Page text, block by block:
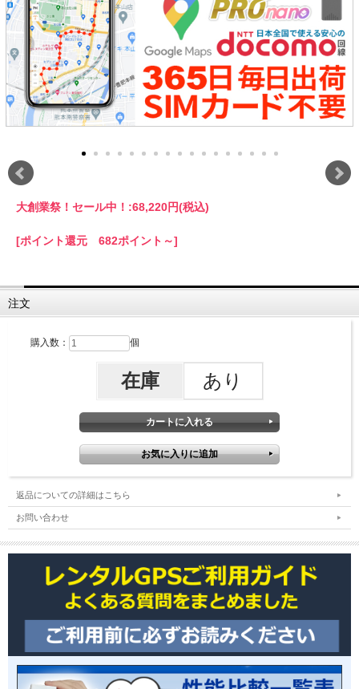
大創業祭！セール中！:68,220円(税込)
[ポイント還元 682ポイント～]
注文
購入数： 個
在庫 あり
返品についての詳細はこちら
お問い合わせ